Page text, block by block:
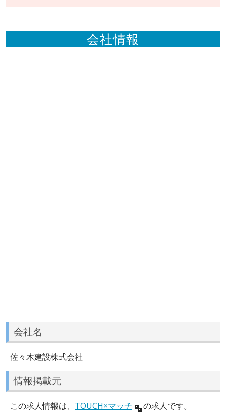
会社情報
会社名
佐々木建設株式会社
情報掲載元
この求人情報は、 TOUCH×マッチ の求人です。